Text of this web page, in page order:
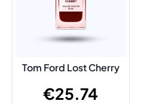
Tom Ford Lost Cherry
€25.74